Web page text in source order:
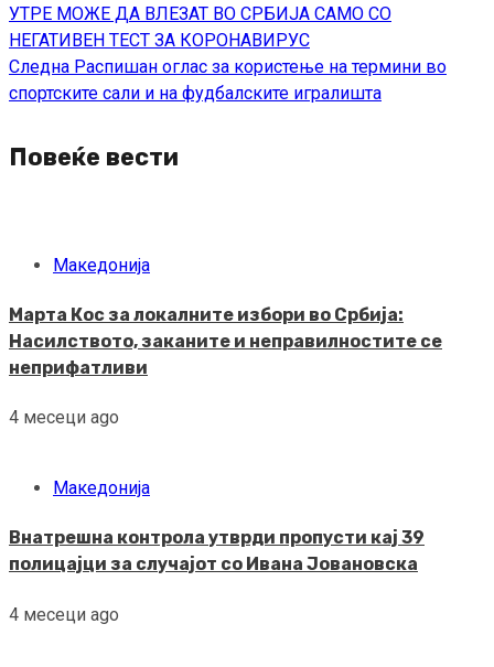
УТРЕ МОЖЕ ДА ВЛЕЗАТ ВО СРБИЈА САМО СО
НЕГАТИВЕН ТЕСТ ЗА КОРОНАВИРУС
Следна Распишан оглас за користење на термини во
спортските сали и на фудбалските игралишта
Повеќе вести
Македонија
Марта Кос за локалните избори во Србија:
Насилството, заканите и неправилностите се
неприфатливи
4 месеци ago
Македонија
Внатрешна контрола утврди пропусти кај 39
полицајци за случајот со Ивана Јовановска
4 месеци ago